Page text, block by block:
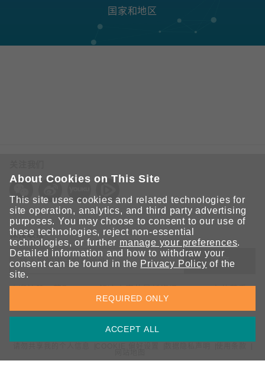
国家和地区
保持联系
提交
欢迎注册，获取 Moxa 解决方案的最新资讯。Moxa 充分尊重
您的隐私，绝不会透露您的邮箱信息。
About Cookies on This Site
This site uses cookies and related technologies for
site operation, analytics, and third party advertising
purposes. You may choose to consent to our use of
these technologies, reject non-essential
technologies, or further manage your preferences.
Detailed information and how to withdraw your
consent can be found in the Privacy Policy of the
site.
ACCEPT ALL
REQUIRED ONLY